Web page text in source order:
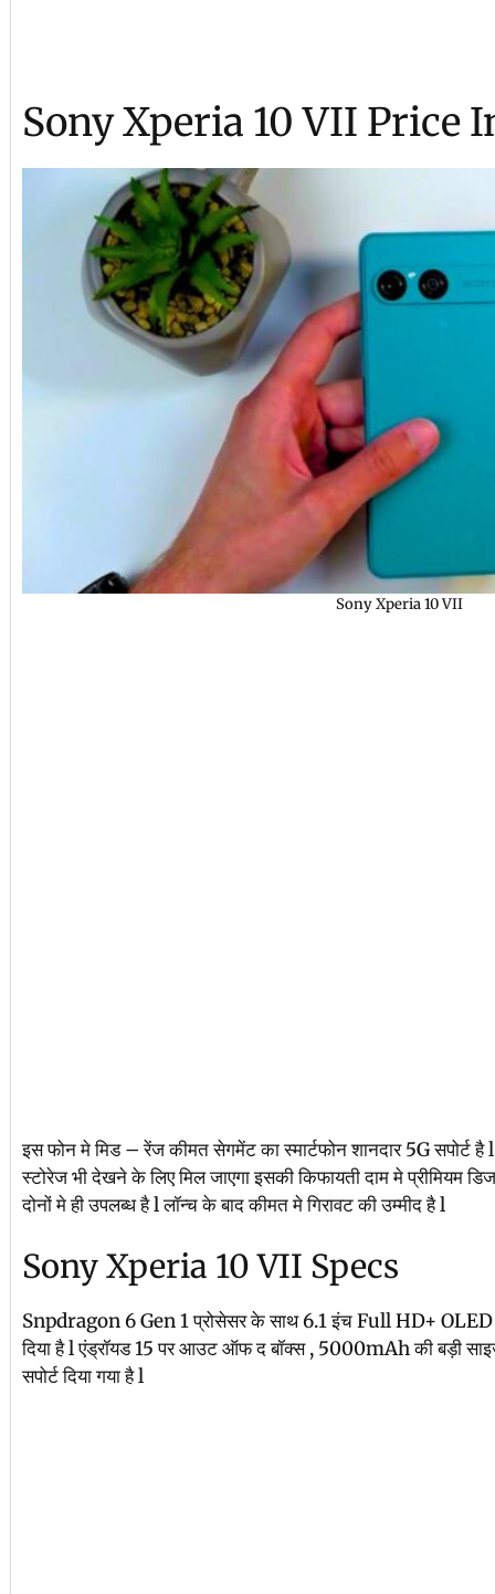
Sony Xperia 10 VII Price
Sony Xperia 10 VII
इस फोन मे मिड – रेंज कीमत सेगमेंट का स्मार्टफोन शानदार 5G
स्टोरेज भी देखने के लिए मिल जाएगा इसकी किफायती दाम मे
दोनों मे ही उपलब्ध है l लॉन्च के बाद कीमत मे गिरावट की उम्मीद है l
Sony Xperia 10 VII Specs
Snpdragon 6 Gen 1 प्रोसेसर के साथ 6.1 इंच Full HD+ OLED
दिया है l एंड्रॉयड 15 पर आउट ऑफ द बॉक्स , 5000mAh की बड़ी
सपोर्ट दिया गया है l